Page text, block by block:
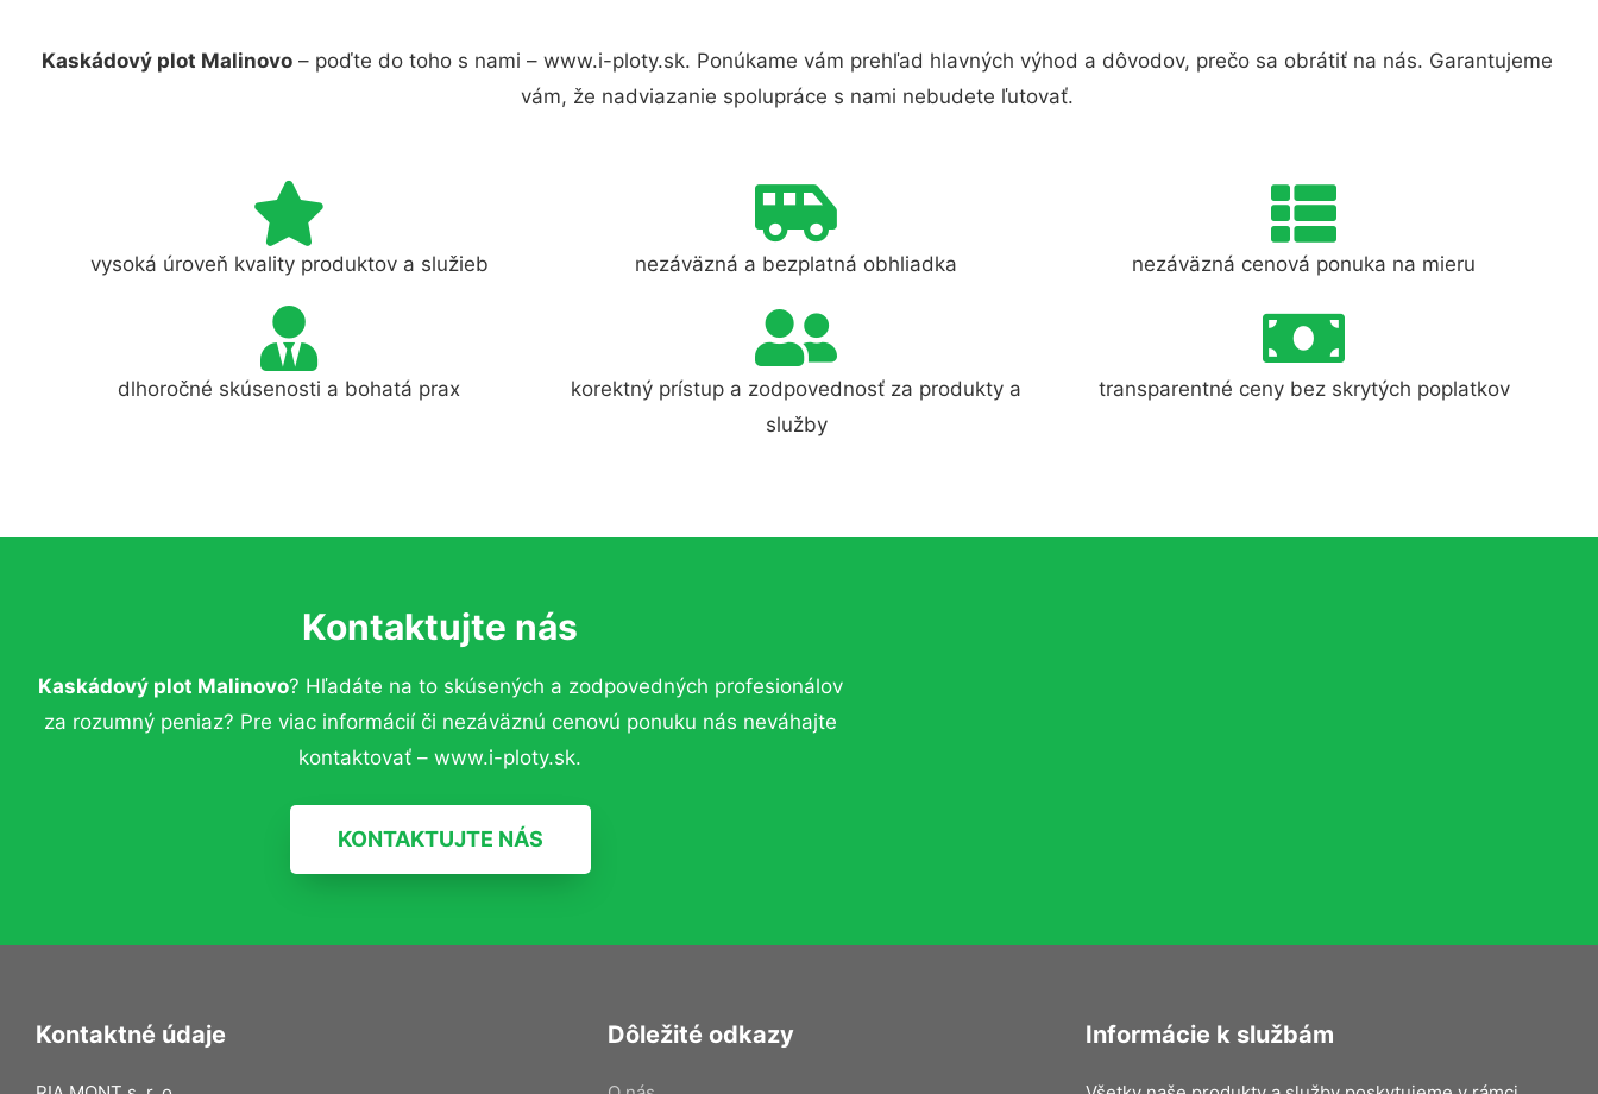
Kaskádový plot Malinovo– poďte do toho s nami – www.i-ploty.sk. Ponúkame vám prehľad hlavných výhod a dôvodov, prečo sa obrátiť na nás. Garantujeme
vám, že nadviazanie spolupráce s nami nebudete ľutovať.
vysoká úroveň kvality produktov a služieb nezáväzná a bezplatná obhliadka nezáväzná cenová ponuka na mieru
dlhoročné skúsenosti a bohatá prax
korektný prístup a zodpovednosť za produkty a
služby
transparentné ceny bez skrytých poplatkov
Kontaktujte nás
Kaskádový plot Malinovo? Hľadáte na to skúsených a zodpovedných profesionálov
za rozumný peniaz? Pre viac informácií či nezáväznú cenovú ponuku nás neváhajte
kontaktovať – www.i-ploty.sk.
KONTAKTUJTE NÁS
Kontaktné údaje Dôležité odkazy Informácie k službám